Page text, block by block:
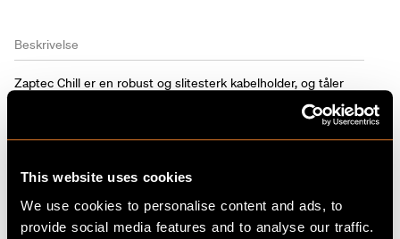
This website uses cookies
We use cookies to personalise content and ads, to
provide social media features and to analyse our traffic.
Beskrivelse
Zaptec Chill er en robust og slitesterk kabelholder, og tåler
designet for å passe elegant sammen med en Zaptec
Ladekabel selges separat.